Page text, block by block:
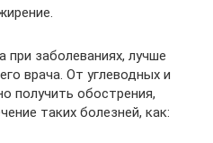
заболеваниях, лучше
врача. От углеводных и
получить обострения,
таких болезней, как: